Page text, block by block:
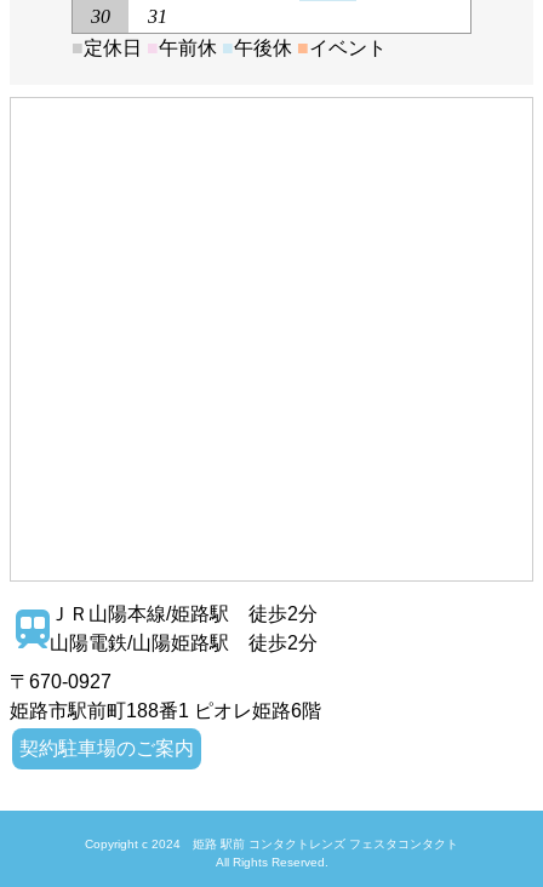
ＪＲ山陽本線/姫路駅 徒歩2分
山陽電鉄/山陽姫路駅 徒歩2分
〒670-0927
姫路市駅前町188番1 ピオレ姫路6階
契約駐車場のご案内
Copyright c 2024 姫路 駅前 コンタクトレンズ フェスタコンタクト
All Rights Reserved.